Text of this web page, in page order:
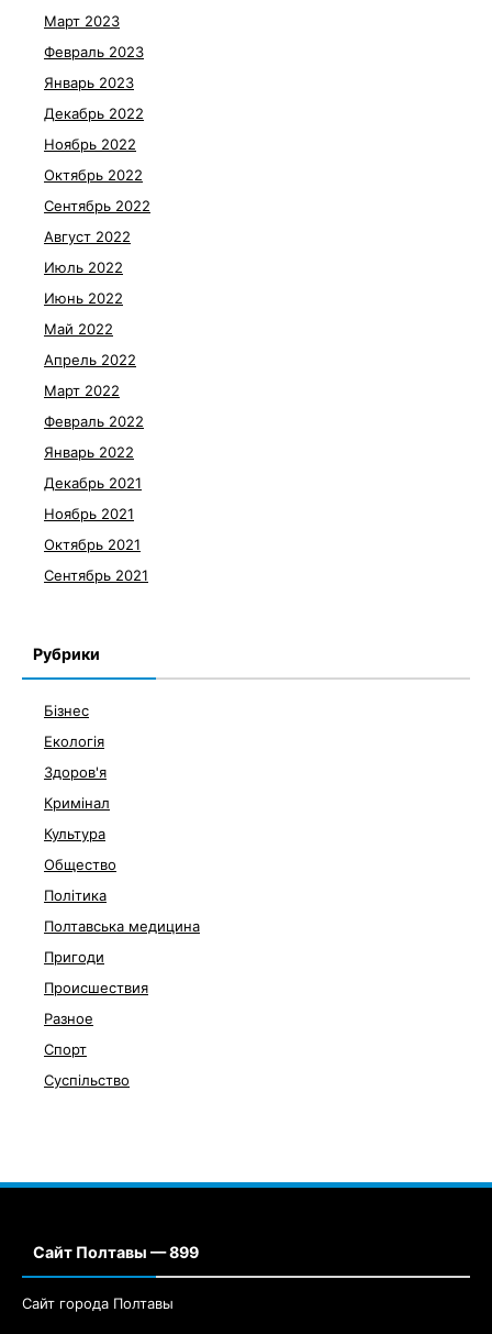
Март 2023
Февраль 2023
Январь 2023
Декабрь 2022
Ноябрь 2022
Октябрь 2022
Сентябрь 2022
Август 2022
Июль 2022
Июнь 2022
Май 2022
Апрель 2022
Март 2022
Февраль 2022
Январь 2022
Декабрь 2021
Ноябрь 2021
Октябрь 2021
Сентябрь 2021
Рубрики
Бізнес
Екологія
Здоров'я
Кримінал
Культура
Общество
Політика
Полтавська медицина
Пригоди
Происшествия
Разное
Спорт
Суспільство
Сайт Полтавы — 899
Сайт города Полтавы